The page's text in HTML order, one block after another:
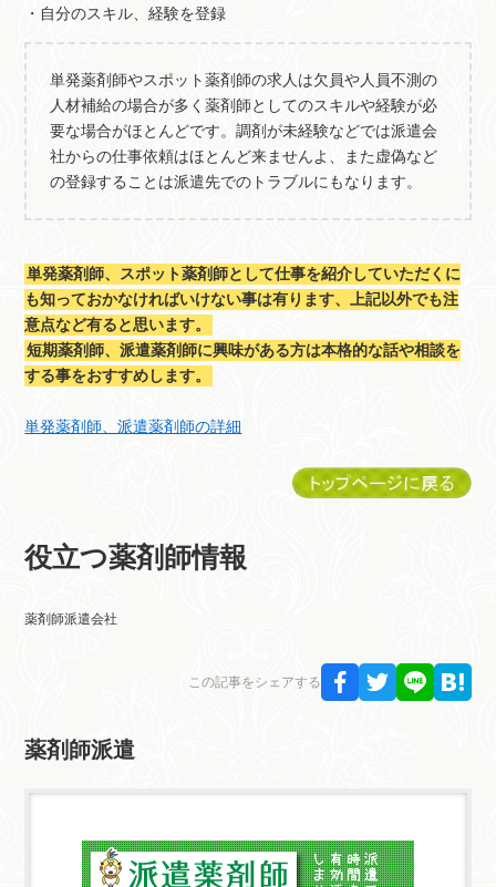
・自分のスキル、経験を登録
単発薬剤師やスポット薬剤師の求人は欠員や人員不測の
人材補給の場合が多く薬剤師としてのスキルや経験が必
要な場合がほとんどです。調剤が未経験などでは派遣会
社からの仕事依頼はほとんど来ませんよ、また虚偽など
の登録することは派遣先でのトラブルにもなります。
単発薬剤師、スポット薬剤師として仕事を紹介していただくに
も知っておかなければいけない事は有ります、上記以外でも注
意点など有ると思います。
短期薬剤師、派遣薬剤師に興味がある方は本格的な話や相談を
する事をおすすめします。
単発薬剤師、派遣薬剤師の詳細
役立つ薬剤師情報
薬剤師派遣会社
この記事をシェアする
薬剤師派遣